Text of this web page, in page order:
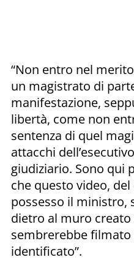
“Non entro nel
un magistrato di
manifestazione,
libertà, come non
sentenza di quel
attacchi
giudiziario. Sono qui
che questo video,
possesso il ministro,
dietro al muro creato
sembrerebbe
identificato”.